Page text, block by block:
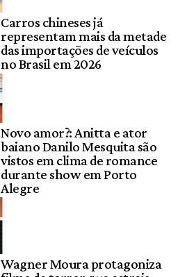
Carros chineses já
representam mais da metade
das importações de veículos
no Brasil em 2026
Novo amor?: Anitta e ator
baiano Danilo Mesquita são
vistos em clima de romance
durante show em Porto
Alegre
Wagner Moura protagoniza